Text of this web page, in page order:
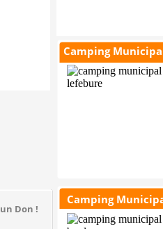
Camping
Camping
Don !